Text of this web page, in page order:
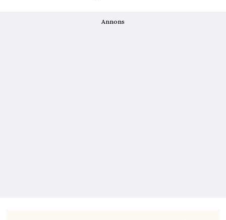
Annons